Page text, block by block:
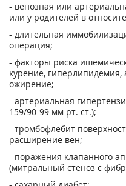
- венозная или
или у родителей в
- длительная
операция;
- факторы риска
курение, гиперлипидемия,
ожирение;
- артериальная
159/90-99 мм рт. ст.);
- тромбофлебит
расширение вен;
- поражения клапанного
(митральный стеноз с